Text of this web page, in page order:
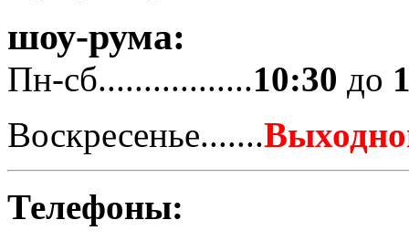
шоу-рума:
Пн-сб.................10:30 до
Воскресенье.......
Телефоны: